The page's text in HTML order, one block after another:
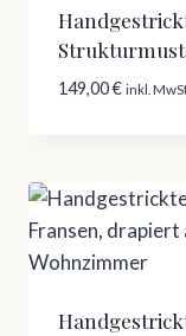
149,00€ inkl.